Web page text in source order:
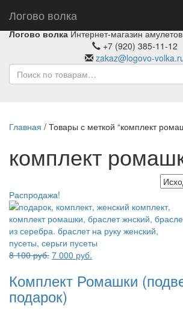
Логово волка
Логово волка Интернет-магазин
+7 (920) 385-11-12
zakaz@logovo-
Главная / Товары с меткой “комплект
комплект
Распродажа!
8 100руб. Первоначальная
составляла
8
100 руб..
7 000 руб.
7
000 руб..
Комплект Ромашки
подарок)